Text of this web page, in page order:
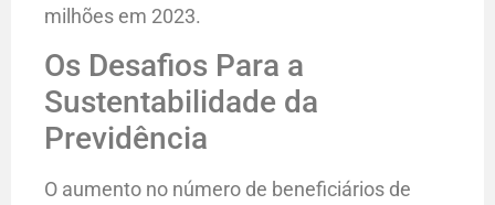
milhões em 2023.
Os Desafios Para a
Sustentabilidade da
Previdência
O aumento no número de beneficiários de